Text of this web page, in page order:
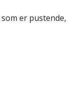
som er pustende,